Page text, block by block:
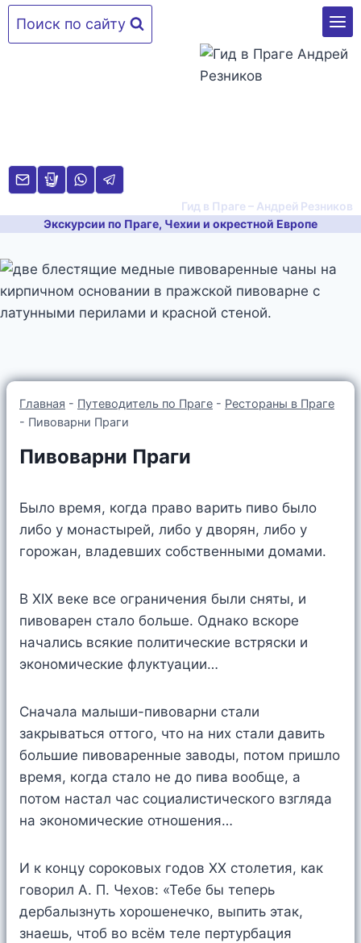
Перейти
Поиск по сайту
Гид в Праге – Андрей Резников
Экскурсии по Праге, Чехии и окрестной Европе
Главная - Путеводитель по Праге - Рестораны в Праге
- Пивоварни Праги
Пивоварни Праги
Было время, когда право варить пиво было
либо у монастырей, либо у дворян, либо у
горожан, владевших собственными домами.
В XIX веке все ограничения были сняты, и
пивоварен стало больше. Однако вскоре
начались всякие политические встряски и
экономические флуктуации…
Сначала малыши-пивоварни стали
закрываться оттого, что на них стали давить
большие пивоваренные заводы, потом пришло
время, когда стало не до пива вообще, а
потом настал час социалистического взгляда
на экономические отношения…
И к концу сороковых годов XX столетия, как
говорил А. П. Чехов: «Тебе бы теперь
дербалызнуть хорошенечко, выпить этак,
знаешь, чтоб во всём теле пертурбация